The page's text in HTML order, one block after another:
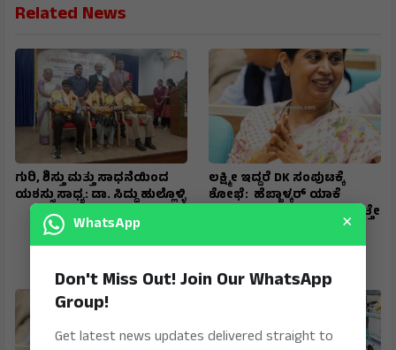
Related News
ಗುರಿ, ಶಿಸ್ತು ಮತ್ತು ಸಾಧನೆಯಿಂದ
ಯಶಸ್ಸು ಸಾಧ್ಯ: ಡಾ. ಸಿದ್ದು ಹುಲ್ಲೊಳ್ಳಿ
ಲಕ್ಷ್ಮೀ ಇದ್ದರೆ DK ಸಂಪುಟಕ್ಕೆ
ಶೋಭೆ: ಹೆಬ್ಬಾಳ್ಕರ್ ಯಾಕೆ
ಸಂಪುಟಕ್ಕೆ ಅತ್ಯಂತ ಅವಶ್ಯಕ ಗೊತ್ತೇ
ಹೊಳೆಯನ್ನೇ ಹರಿಸಿದ್ದ
WhatsApp ×
Don't Miss Out! Join Our WhatsApp
Group!
Get latest news updates delivered straight to